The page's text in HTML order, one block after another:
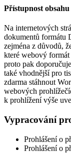
Přístupnost obsahu
Na internetových
dokumentů
zejména z důvodů,
které webový
proto pak
také vhodnější pro
zdarma stáhnout
webových
k prohlížení výše
Vypracování
Prohlášení o
Prohlášení o